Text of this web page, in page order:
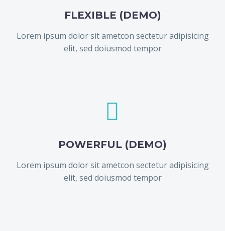
FLEXIBLE (DEMO)
Lorem ipsum dolor sit ametcon sectetur adipisicing
elit, sed doiusmod tempor


POWERFUL (DEMO)
Lorem ipsum dolor sit ametcon sectetur adipisicing
elit, sed doiusmod tempor